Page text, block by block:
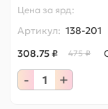
Цена за ярд:
Артикул: 138-201
308.75 ₽
475 ₽
- +